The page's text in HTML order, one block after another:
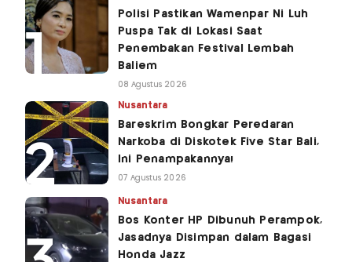
Polisi Pastikan Wamenpar Ni Luh
Puspa Tak di Lokasi Saat
Penembakan Festival Lembah
Baliem
08 Agustus 2026
Nusantara
Bareskrim Bongkar Peredaran
Narkoba di Diskotek Five Star Bali,
Ini Penampakannya!
07 Agustus 2026
Nusantara
Bos Konter HP Dibunuh Perampok,
Jasadnya Disimpan dalam Bagasi
Honda Jazz